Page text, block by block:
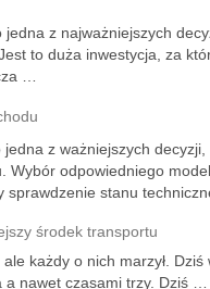
z najważniejszych
to duża inwestycja, za
…
z ważniejszych decyzji,
Wybór odpowiedniego
sprawdzenie stanu
środek transportu
ale każdy o nich marzył. Dziś
a nawet czasami trzy. Dziś …